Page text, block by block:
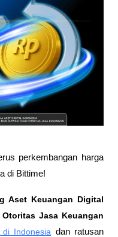
perkembangan harga
di Bittime!
Aset Keuangan Digital
Jasa Keuangan
Indonesia dan ratusan